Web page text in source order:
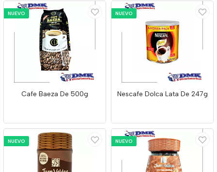
NUEVO
Cafe Baeza De 500g
NUEVO
Nescafe Dolca Lata De 247g
NUEVO NUEVO